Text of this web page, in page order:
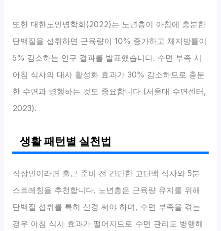
또한 대한노인병학회(2022)는 노년층이 아침에 충분한
단백질을 섭취하면 근육량이 10% 증가하고 체지방률이
5% 감소하는 연구 결과를 발표했습니다. 수면 부족 시
아침 식사의 대사 활성화 효과가 30% 감소하므로 충분
한 수면과 병행하는 것도 중요합니다 (서울대 수면센터,
2023).
생활 패턴별 실천법
직장인이라면 출근 준비 전 간단한 고단백 식사와 5분
스트레칭을 추천합니다. 노년층은 근육량 유지를 위해
단백질 섭취를 특히 신경 써야 하며, 수면 부족을 겪는
경우 아침 식사 효과가 떨어지므로 수면 관리도 병행해